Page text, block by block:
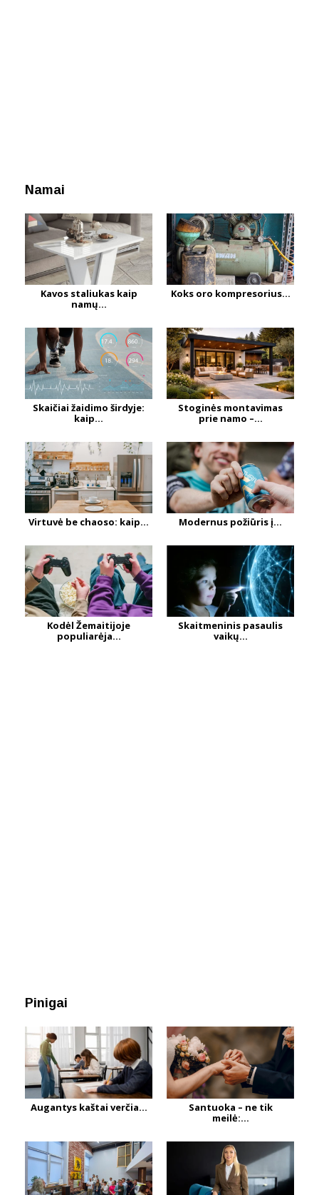
Namai
Kavos staliukas kaip
namų...
Koks oro kompresorius...
Skaičiai žaidimo širdyje:
kaip...
Stoginės montavimas
prie namo –...
Virtuvė be chaoso: kaip... Modernus požiūris į...
Kodėl Žemaitijoje
populiarėja...
Skaitmeninis pasaulis
vaikų...
Pinigai
Augantys kaštai verčia...
Santuoka – ne tik
meilė:...